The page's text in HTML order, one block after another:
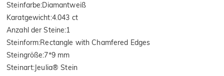
Steinfarbe:Diamantweiß
Karatgewicht:4.043 ct
Anzahl der Steine:1
Steinform:Rectangle with Chamfered Edges
Steingröße:7*9 mm
Steinart: Jeulia® Stein